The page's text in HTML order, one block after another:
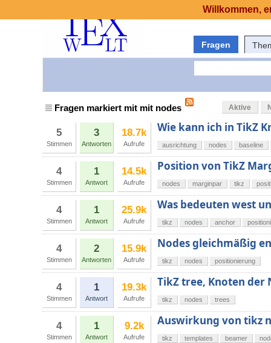
Fragen
Fragen markiert mit mit nodes Aktive
5
Stimmen
3
Antworten
18.7k
Aufrufe
Wie kann ich in TikZ
ausrichtung nodes baseline
4
Stimmen
1
Antwort
14.5k
Aufrufe
Position von TikZ
nodes marginpar tikz
4
Stimmen
1
Antwort
25.9k
Aufrufe
Was bedeuten west
tikz nodes anchor
4
Stimmen
2
Antworten
15.9k
Aufrufe
Nodes gleichmäßig
tikz nodes positionierung
4
Stimmen
1
Antwort
19.3k
Aufrufe
TikZ tree, Knoten
tikz nodes trees
4
Stimmen
1
Antwort
9.2k
Aufrufe
Auswirkung von tikz
tikz templates beamer
Willkommen,